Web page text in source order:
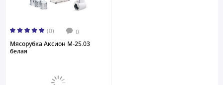
(0) 0
Мясорубка Аксион M-25.03
белая